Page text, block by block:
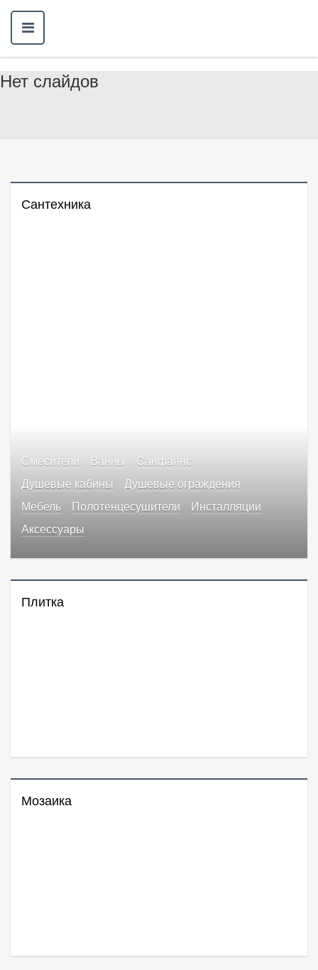
Нет слайдов
Сантехника
Смесители Ванны
Санфаянс
Душевые кабины
Душевые ограждения
Мебель
Полотенцесушители
Инсталляции
Аксессуары
Плитка
Мозаика